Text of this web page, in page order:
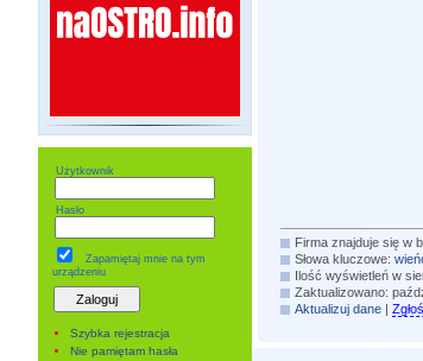
Użytkownik
Hasło
Zapamiętaj mniena tym
urządzeniu
Szybka rejestracja
Nie pamiętam hasła
Firma znajduje się w
Słowa kluczowe:
Ilość wyświetleń w
Zaktualizowano:
Aktualizuj dane|